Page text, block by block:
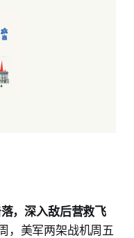
，深入敌后营救飞
，美军两架战机周五